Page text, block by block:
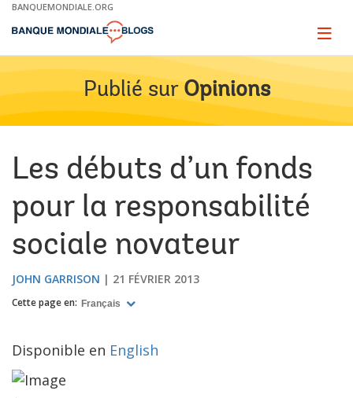
Skip
Main
BANQUEMONDIALE.ORG
Page
Publié sur Opinions
Les débuts d’un fonds
pour la responsabilité
sociale novateur
JOHN GARRISON 21 FÉVRIER 2013
Cette page en: Français
Disponible en English